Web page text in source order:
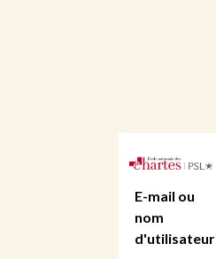
E-mail ou
nom
d'utilisateur